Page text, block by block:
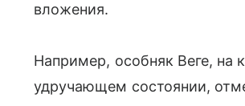
вложения.
Например, особняк Веге, на
удручающем состоянии,